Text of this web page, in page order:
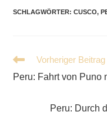
SCHLAGWÖRTER:CUSCO,
Weitere
ansehen
Vorheriger Beitrag
Peru: Fahrt von Puno
Peru: Durch